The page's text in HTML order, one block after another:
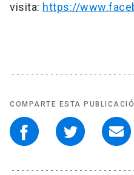
visita: https://
COMPARTE ESTA